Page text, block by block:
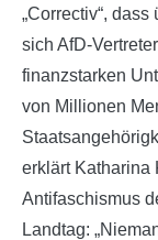
„Correctiv“,
sich AfD-
finanzstarken
von Millionen
erklärt Katharina
Antifaschismus
Landtag: